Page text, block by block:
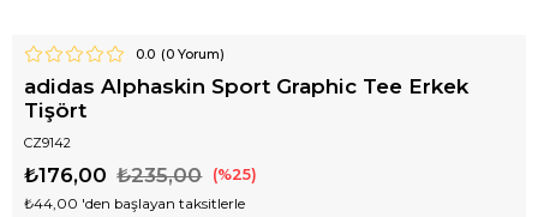
0.0 (0Yorum)
adidas Alphaskin Sport Graphic Tee Erkek
Tişört
CZ9142
₺235,00
₺176,00 25
₺44,00 'den başlayan taksitlerle